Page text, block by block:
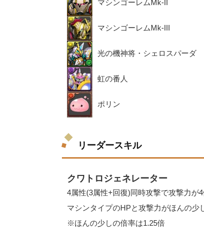
マシンゴーレムMk-II
マシンゴーレムMk-III
光の機神将・シェロスパーダ
虹の番人
ポリン
リーダースキル
クワトロジェネレーター
4属性(3属性+回復)同時攻撃で攻撃力が4
マシンタイプのHPと攻撃力がほんの少
※ほんの少しの倍率は1.25倍